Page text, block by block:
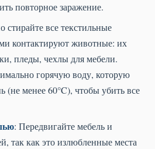
повторное заражение.
стирайте все текстильные
контактируют животные: их
пледы, чехлы для мебели.
горячую воду, которую
(не менее 60°C), чтобы убить все
: Передвигайте мебель и
так как это излюбленные места